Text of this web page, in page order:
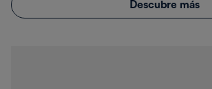
Descubre más